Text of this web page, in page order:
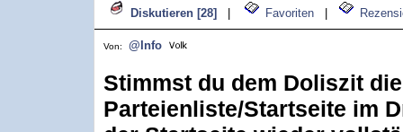
Diskutieren [28] Favoriten
Von: @Info
Stimmst du dem Doliszit die
Parteienliste/Startseite im